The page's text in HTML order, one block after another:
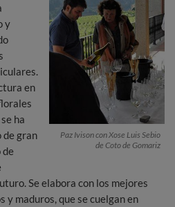
Paz Ivison con Xose Luis Sebio
de Coto de Gomariz
y
en
ha
de gran
de
Se elabora con los mejores
y maduros, que se cuelgan en